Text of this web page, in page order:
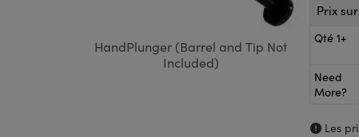
HandPlunger (Barrel and Tip Not
Included)
Prix
Qté 1+
Need
More?
Les